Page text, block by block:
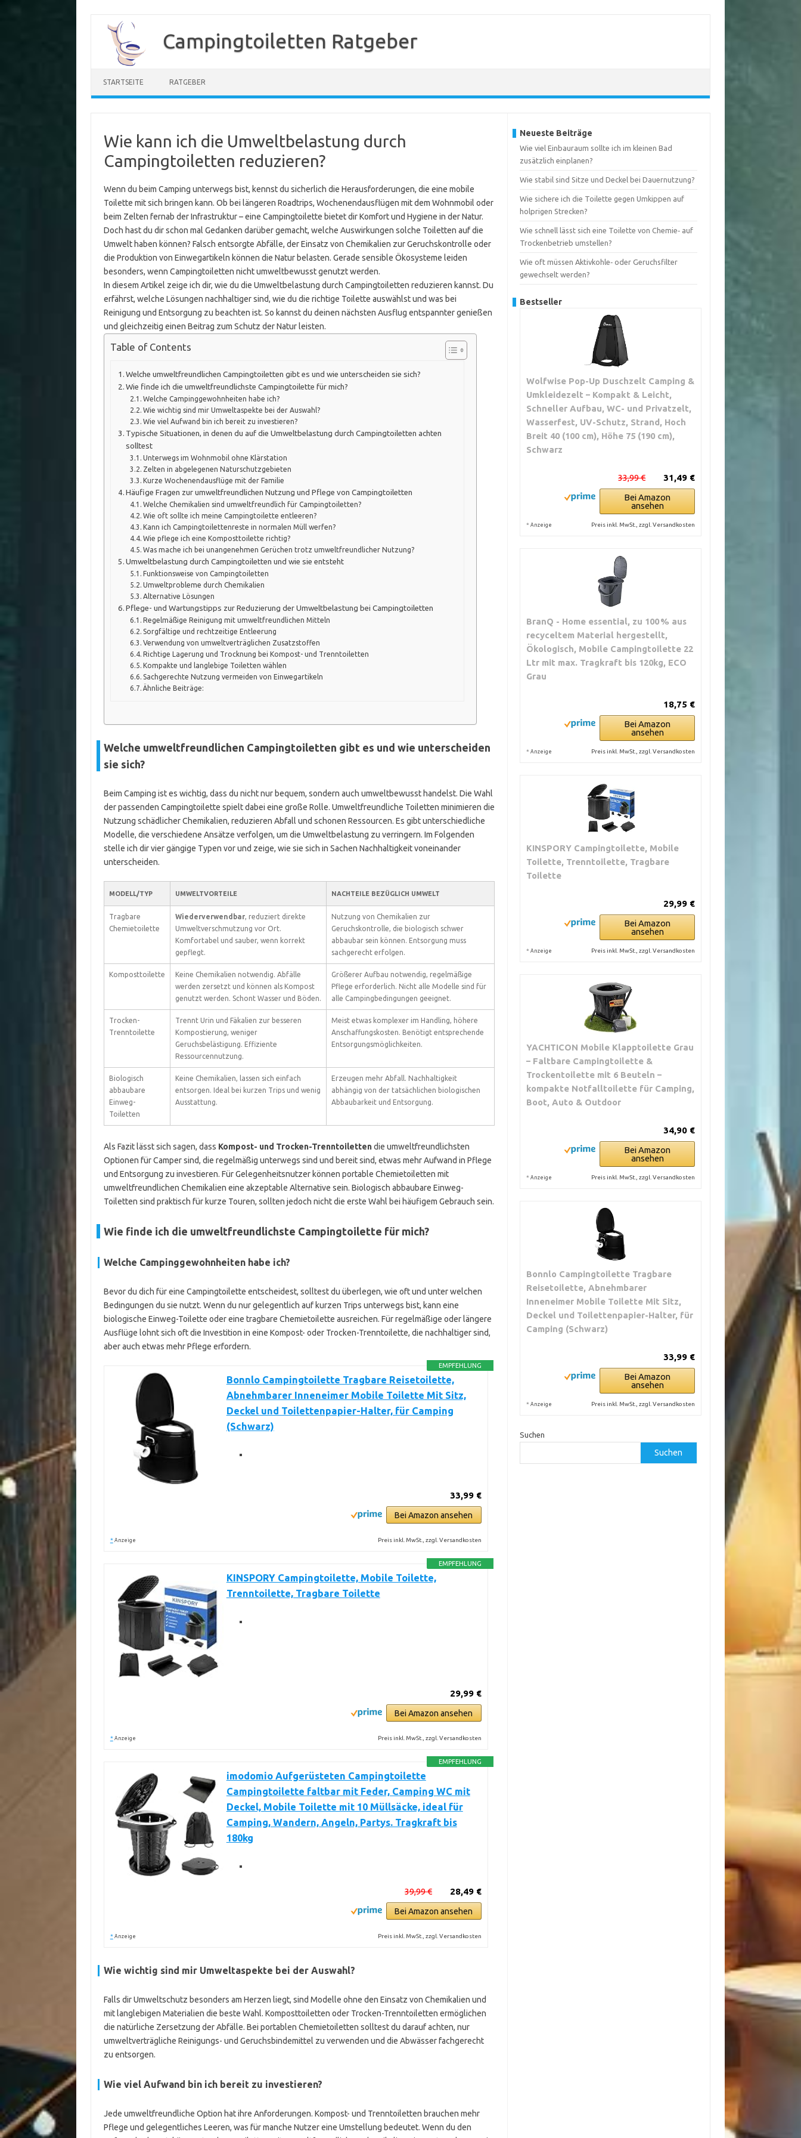
Inhalt
springen
Campingtoiletten Ratgeber
STARTSEITE RATGEBER
Wie kann ich die Umweltbelastung durch
Campingtoiletten reduzieren?
Wenn du beim Camping unterwegs bist, kennst du sicherlich die Herausforderungen, die eine mobile
Toilette mit sich bringen kann. Ob bei längeren Roadtrips, Wochenendausflügen mit dem Wohnmobil oder
beim Zelten fernab der Infrastruktur – eine Campingtoilette bietet dir Komfort und Hygiene in der Natur.
Doch hast du dir schon mal Gedanken darüber gemacht, welche Auswirkungen solche Toiletten auf die
Umwelt haben können? Falsch entsorgte Abfälle, der Einsatz von Chemikalien zur Geruchskontrolle oder
die Produktion von Einwegartikeln können die Natur belasten. Gerade sensible Ökosysteme leiden
besonders, wenn Campingtoiletten nicht umweltbewusst genutzt werden.
In diesem Artikel zeige ich dir, wie du die Umweltbelastung durch Campingtoiletten reduzieren kannst. Du
erfährst, welche Lösungen nachhaltiger sind, wie du die richtige Toilette auswählst und was bei
Reinigung und Entsorgung zu beachten ist. So kannst du deinen nächsten Ausflug entspannter genießen
und gleichzeitig einen Beitrag zum Schutz der Natur leisten.
Table of Contents
Welche umweltfreundlichen Campingtoiletten gibt es und wie unterscheiden sie sich?
Wie finde ich die umweltfreundlichste Campingtoilette für mich?
Welche Campinggewohnheiten habe ich?
Wie wichtig sind mir Umweltaspekte bei der Auswahl?
Wie viel Aufwand bin ich bereit zu investieren?
Typische Situationen, in denen du auf die Umweltbelastung durch Campingtoiletten achten
solltest
Unterwegs im Wohnmobil ohne Klärstation
Zelten in abgelegenen Naturschutzgebieten
Kurze Wochenendausflüge mit der Familie
Häufige Fragen zur umweltfreundlichen Nutzung und Pflege von Campingtoiletten
Welche Chemikalien sind umweltfreundlich für Campingtoiletten?
Wie oft sollte ich meine Campingtoilette entleeren?
Kann ich Campingtoilettenreste in normalen Müll werfen?
Wie pflege ich eine Komposttoilette richtig?
Was mache ich bei unangenehmen Gerüchen trotz umweltfreundlicher Nutzung?
Umweltbelastung durch Campingtoiletten und wie sie entsteht
Funktionsweise von Campingtoiletten
Umweltprobleme durch Chemikalien
Alternative Lösungen
Pflege- und Wartungstipps zur Reduzierung der Umweltbelastung bei Campingtoiletten
Regelmäßige Reinigung mit umweltfreundlichen Mitteln
Sorgfältige und rechtzeitige Entleerung
Verwendung von umweltverträglichen Zusatzstoffen
Richtige Lagerung und Trocknung bei Kompost- und Trenntoiletten
Kompakte und langlebige Toiletten wählen
Sachgerechte Nutzung vermeiden von Einwegartikeln
Ähnliche Beiträge:
Welche umweltfreundlichen Campingtoiletten gibt es und wie unterscheiden
sie sich?
Beim Camping ist es wichtig, dass du nicht nur bequem, sondern auch umweltbewusst handelst. Die Wahl
der passenden Campingtoilette spielt dabei eine große Rolle. Umweltfreundliche Toiletten minimieren die
Nutzung schädlicher Chemikalien, reduzieren Abfall und schonen Ressourcen. Es gibt unterschiedliche
Modelle, die verschiedene Ansätze verfolgen, um die Umweltbelastung zu verringern. Im Folgenden
stelle ich dir vier gängige Typen vor und zeige, wie sie sich in Sachen Nachhaltigkeit voneinander
unterscheiden.
MODELL/TYP UMWELTVORTEILE NACHTEILE BEZÜGLICH UMWELT
Tragbare
Chemietoilette
Wiederverwendbar, reduziert direkte
Umweltverschmutzung vor Ort.
Komfortabel und sauber, wenn korrekt
gepflegt.
Nutzung von Chemikalien zur
Geruchskontrolle, die biologisch schwer
abbaubar sein können. Entsorgung muss
sachgerecht erfolgen.
Komposttoilette
Keine Chemikalien notwendig. Abfälle
werden zersetzt und können als Kompost
genutzt werden. Schont Wasser und Böden.
Größerer Aufbau notwendig, regelmäßige
Pflege erforderlich. Nicht alle Modelle sind für
alle Campingbedingungen geeignet.
Trocken-
Trenntoilette
Trennt Urin und Fäkalien zur besseren
Kompostierung, weniger
Geruchsbelästigung. Effiziente
Ressourcennutzung.
Meist etwas komplexer im Handling, höhere
Anschaffungskosten. Benötigt entsprechende
Entsorgungsmöglichkeiten.
Biologisch
abbaubare
Einweg-
Toiletten
Keine Chemikalien, lassen sich einfach
entsorgen. Ideal bei kurzen Trips und wenig
Ausstattung.
Erzeugen mehr Abfall. Nachhaltigkeit
abhängig von der tatsächlichen biologischen
Abbaubarkeit und Entsorgung.
Als Fazit lässt sich sagen, dass Kompost- und Trocken-Trenntoilettendie umweltfreundlichsten
Optionen für Camper sind, die regelmäßig unterwegs sind und bereit sind, etwas mehr Aufwand in Pflege
und Entsorgung zu investieren. Für Gelegenheitsnutzer können portable Chemietoiletten mit
umweltfreundlichen Chemikalien eine akzeptable Alternative sein. Biologisch abbaubare Einweg-
Toiletten sind praktisch für kurze Touren, sollten jedoch nicht die erste Wahl bei häufigem Gebrauch sein.
Wie finde ich die umweltfreundlichste Campingtoilette für mich?
Welche Campinggewohnheiten habe ich?
Bevor du dich für eine Campingtoilette entscheidest, solltest du überlegen, wie oft und unter welchen
Bedingungen du sie nutzt. Wenn du nur gelegentlich auf kurzen Trips unterwegs bist, kann eine
biologische Einweg-Toilette oder eine tragbare Chemietoilette ausreichen. Für regelmäßige oder längere
Ausflüge lohnt sich oft die Investition in eine Kompost- oder Trocken-Trenntoilette, die nachhaltiger sind,
aber auch etwas mehr Pflege erfordern.
EMPFEHLUNG
Bonnlo Campingtoilette Tragbare Reisetoilette,
Abnehmbarer Inneneimer Mobile Toilette Mit Sitz,
Deckel und Toilettenpapier-Halter, für Camping
(Schwarz)
33,99 €
Bei Amazon ansehen
* Anzeige Preis inkl. MwSt., zzgl. Versandkosten
EMPFEHLUNG
KINSPORY Campingtoilette, Mobile Toilette,
Trenntoilette, Tragbare Toilette
29,99 €
Bei Amazon ansehen
* Anzeige Preis inkl. MwSt., zzgl. Versandkosten
EMPFEHLUNG
imodomio Aufgerüsteten Campingtoilette
Campingtoilette faltbar mit Feder, Camping WC mit
Deckel, Mobile Toilette mit 10 Müllsäcke, ideal für
Camping, Wandern, Angeln, Partys. Tragkraft bis
180kg
28,49 €
39,99 €
Bei Amazon ansehen
* Anzeige Preis inkl. MwSt., zzgl. Versandkosten
Wie wichtig sind mir Umweltaspekte bei der Auswahl?
Falls dir Umweltschutz besonders am Herzen liegt, sind Modelle ohne den Einsatz von Chemikalien und
mit langlebigen Materialien die beste Wahl. Komposttoiletten oder Trocken-Trenntoiletten ermöglichen
die natürliche Zersetzung der Abfälle. Bei portablen Chemietoiletten solltest du darauf achten, nur
umweltverträgliche Reinigungs- und Geruchsbindemittel zu verwenden und die Abwässer fachgerecht
zu entsorgen.
Wie viel Aufwand bin ich bereit zu investieren?
Jede umweltfreundliche Option hat ihre Anforderungen. Kompost- und Trenntoiletten brauchen mehr
Pflege und gelegentliches Leeren, was für manche Nutzer eine Umstellung bedeutet. Wenn du den
Neueste Beiträge
Wie viel Einbauraum sollte ich im kleinen Bad
zusätzlich einplanen?
Wie stabil sind Sitze und Deckel bei Dauernutzung?
Wie sichere ich die Toilette gegen Umkippen auf
holprigen Strecken?
Wie schnell lässt sich eine Toilette von Chemie‑ auf
Trockenbetrieb umstellen?
Wie oft müssen Aktivkohle‑ oder Geruchsfilter
gewechselt werden?
Bestseller
Wolfwise Pop-Up Duschzelt Camping &
Umkleidezelt – Kompakt & Leicht,
Schneller Aufbau, WC- und Privatzelt,
Wasserfest, UV-Schutz, Strand, Hoch
Breit 40 (100 cm), Höhe 75 (190 cm),
Schwarz
31,49 €
33,99 €
Bei Amazon
ansehen
* Anzeige Preis inkl. MwSt., zzgl. Versandkosten
BranQ - Home essential, zu 100 % aus
recyceltem Material hergestellt,
Ökologisch, Mobile Campingtoilette 22
Ltr mit max. Tragkraft bis 120kg, ECO
Grau
18,75 €
Bei Amazon
ansehen
* Anzeige Preis inkl. MwSt., zzgl. Versandkosten
KINSPORY Campingtoilette, Mobile
Toilette, Trenntoilette, Tragbare
Toilette
29,99 €
Bei Amazon
ansehen
* Anzeige Preis inkl. MwSt., zzgl. Versandkosten
YACHTICON Mobile Klapptoilette Grau
– Faltbare Campingtoilette &
Trockentoilette mit 6 Beuteln –
kompakte Notfalltoilette für Camping,
Boot, Auto & Outdoor
34,90 €
Bei Amazon
ansehen
* Anzeige Preis inkl. MwSt., zzgl. Versandkosten
Bonnlo Campingtoilette Tragbare
Reisetoilette, Abnehmbarer
Inneneimer Mobile Toilette Mit Sitz,
Deckel und Toilettenpapier-Halter, für
Camping (Schwarz)
33,99 €
Bei Amazon
ansehen
* Anzeige Preis inkl. MwSt., zzgl. Versandkosten
Suchen
Suchen